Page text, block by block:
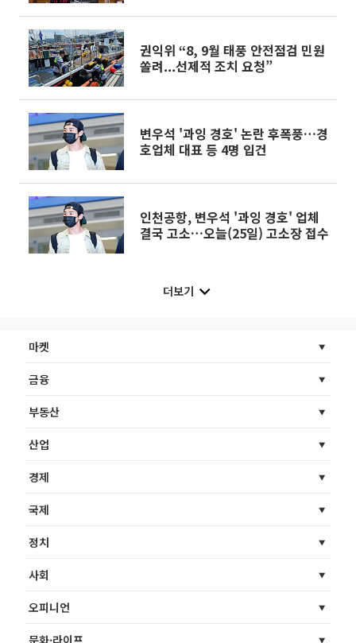
권익위 “8, 9월 태풍 안전점검 민원
쏠려...선제적 조치 요청”
변우석 '과잉 경호' 논란 후폭풍…경
호업체 대표 등 4명 입건
인천공항, 변우석 '과잉 경호' 업체
결국 고소…오늘(25일) 고소장 접수
더보기
마켓
금융
부동산
산업
경제
국제
정치
사회
오피니언
문화·라이프